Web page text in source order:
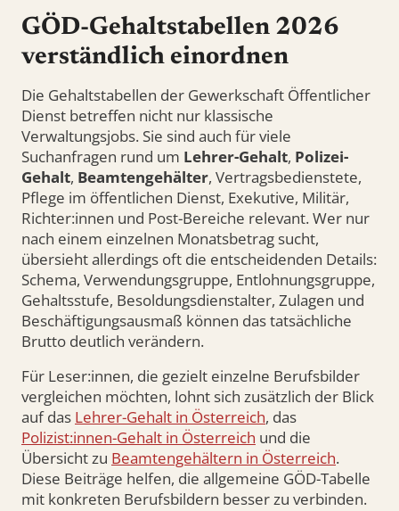
GÖD-Gehaltstabellen 2026
verständlich einordnen
Die Gehaltstabellen der Gewerkschaft Öffentlicher
Dienst betreffen nicht nur klassische
Verwaltungsjobs. Sie sind auch für viele
Suchanfragen rund um Lehrer-Gehalt, Polizei-
Gehalt, Beamtengehälter, Vertragsbedienstete,
Pflege im öffentlichen Dienst, Exekutive, Militär,
Richter:innen und Post-Bereiche relevant. Wer nur
nach einem einzelnen Monatsbetrag sucht,
übersieht allerdings oft die entscheidenden Details:
Schema, Verwendungsgruppe, Entlohnungsgruppe,
Gehaltsstufe, Besoldungsdienstalter, Zulagen und
Beschäftigungsausmaß können das tatsächliche
Brutto deutlich verändern.
Für Leser:innen, die gezielt einzelne Berufsbilder
vergleichen möchten, lohnt sich zusätzlich der Blick
auf das Lehrer-Gehalt in Österreich, das
Polizist:innen-Gehalt in Österreich und die
Übersicht zu Beamtengehältern in Österreich.
Diese Beiträge helfen, die allgemeine GÖD-Tabelle
mit konkreten Berufsbildern besser zu verbinden.